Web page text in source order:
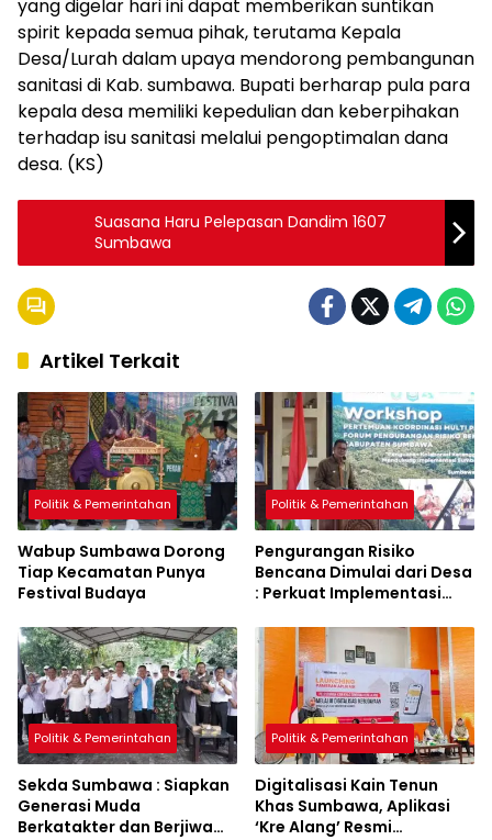
yang digelar hari ini dapat memberikan suntikan
spirit kepada semua pihak, terutama Kepala
Desa/Lurah dalam upaya mendorong pembangunan
sanitasi di Kab. sumbawa. Bupati berharap pula para
kepala desa memiliki kepedulian dan keberpihakan
terhadap isu sanitasi melalui pengoptimalan dana
desa. (KS)
Suasana Haru Pelepasan Dandim 1607
Sumbawa
Artikel Terkait
Politik & Pemerintahan
Wabup Sumbawa Dorong
Tiap Kecamatan Punya
Festival Budaya
Politik & Pemerintahan
Pengurangan Risiko
Bencana Dimulai dari Desa
: Perkuat Implementasi
Politik & Pemerintahan
Sekda Sumbawa : Siapkan
Generasi Muda
Berkatakter dan Berjiwa
Politik & Pemerintahan
Digitalisasi Kain Tenun
Khas Sumbawa, Aplikasi
‘Kre Alang’ Resmi